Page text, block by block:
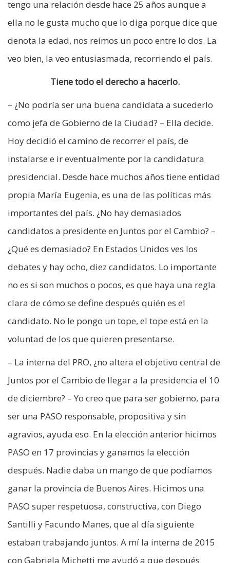
tengo una relación desde hace 25 años aunque a
ella no le gusta mucho que lo diga porque dice que
denota la edad, nos reímos un poco entre lo dos. La
veo bien, la veo entusiasmada, recorriendo el país.
Tiene todo el derecho a hacerlo.
– ¿No podría ser una buena candidata a sucederlo
como jefa de Gobierno de la Ciudad? – Ella decide.
Hoy decidió el camino de recorrer el país, de
instalarse e ir eventualmente por la candidatura
presidencial. Desde hace muchos años tiene entidad
propia María Eugenia, es una de las políticas más
importantes del país. ¿No hay demasiados
candidatos a presidente en Juntos por el Cambio? –
¿Qué es demasiado? En Estados Unidos ves los
debates y hay ocho, diez candidatos. Lo importante
no es si son muchos o pocos, es que haya una regla
clara de cómo se define después quién es el
candidato. No le pongo un tope, el tope está en la
voluntad de los que quieren presentarse.
– La interna del PRO, ¿no altera el objetivo central de
Juntos por el Cambio de llegar a la presidencia el 10
de diciembre? – Yo creo que para ser gobierno, para
ser una PASO responsable, propositiva y sin
agravios, ayuda eso. En la elección anterior hicimos
PASO en 17 provincias y ganamos la elección
después. Nadie daba un mango de que podíamos
ganar la provincia de Buenos Aires. Hicimos una
PASO super respetuosa, constructiva, con Diego
Santilli y Facundo Manes, que al día siguiente
estaban trabajando juntos. A mí la interna de 2015
con Gabriela Michetti me ayudó a que después